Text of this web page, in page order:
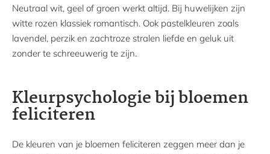
Neutraal wit, geel of groen werkt altijd. Bij huwelijken zijn
witte rozen klassiek romantisch. Ook pastelkleuren zoals
lavendel, perzik en zachtroze stralen liefde en geluk uit
zonder te schreeuwerig te zijn.
Kleurpsychologie bij bloemen
feliciteren
De kleuren van je bloemen feliciteren zeggen meer dan je